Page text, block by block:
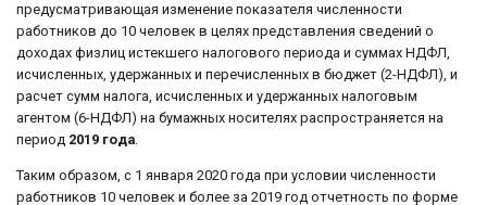
предусматривающая изменение показателя численности
работников до 10 человек в целях представления сведений о
доходах физлиц истекшего налогового периода и суммах НДФЛ,
исчисленных, удержанных и перечисленных в бюджет (2-НДФЛ), и
расчет сумм налога, исчисленных и удержанных налоговым
агентом (6-НДФЛ) на бумажных носителях распространяется на
период 2019 года.
Таким образом, с 1 января 2020 года при условии численности
работников 10 человек и более за 2019 год отчетность по форме